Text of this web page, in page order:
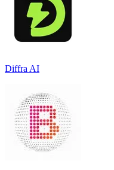
Diffra AI